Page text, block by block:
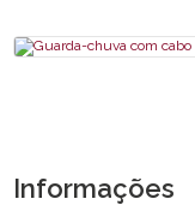
Informações